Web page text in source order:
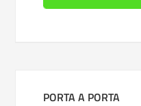
PORTA A PORTA